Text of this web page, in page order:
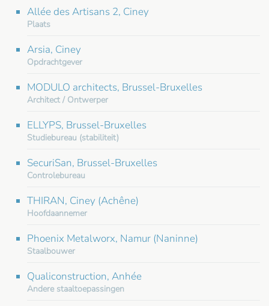
Allée des Artisans 2, Ciney
Plaats
Arsia, Ciney
Opdrachtgever
MODULO architects, Brussel-Bruxelles
Architect / Ontwerper
ELLYPS, Brussel-Bruxelles
Studiebureau (stabiliteit)
SecuriSan, Brussel-Bruxelles
Controlebureau
THIRAN, Ciney (Achêne)
Hoofdaannemer
Phoenix Metalworx, Namur (Naninne)
Staalbouwer
Qualiconstruction, Anhée
Andere staaltoepassingen